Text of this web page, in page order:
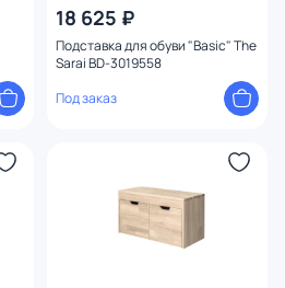
18 625 ₽
Подставка для обуви "Basic" The
Sarai BD-3019558
Под заказ